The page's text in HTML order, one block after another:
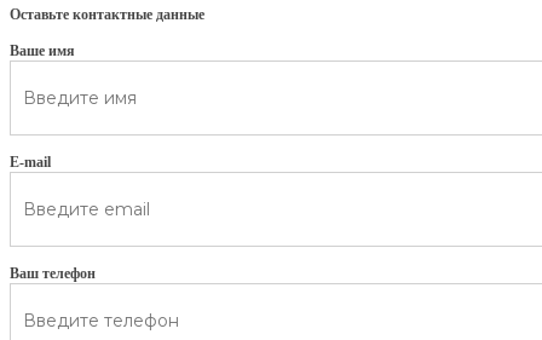
Оставьте контактные данные
Ваше имя
E-mail
Ваш телефон